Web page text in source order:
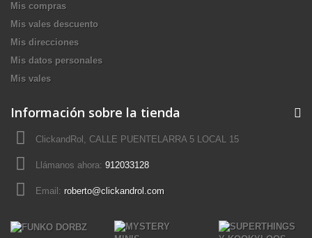
Mis compras
Mis vales descuento
Mis direcciones
Mis datos personales
Mis vales
Información sobre la tienda
ClickandRol, CALLE PUENTELARRA 5 LOCAL 15
Llámanos ahora: 912033128
Email: roberto@clickandrol.com